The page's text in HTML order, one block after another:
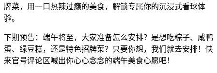
牌菜，用一口热辣过瘾的美食，解锁专属你的沉浸式看球体
验。
下期预告：端午将至，大家准备怎么安排？是想吃粽子、咸鸭
蛋、绿豆糕，还是特色招牌菜？只要你想，我们就去安排！快
来官号评论区喊出你心心念念的端午美食心愿吧！